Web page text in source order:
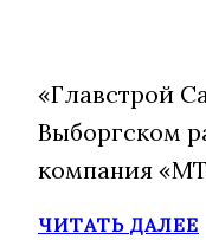
«Главстрой
Выборгском
компания
ЧИТАТЬ ДАЛЕЕ